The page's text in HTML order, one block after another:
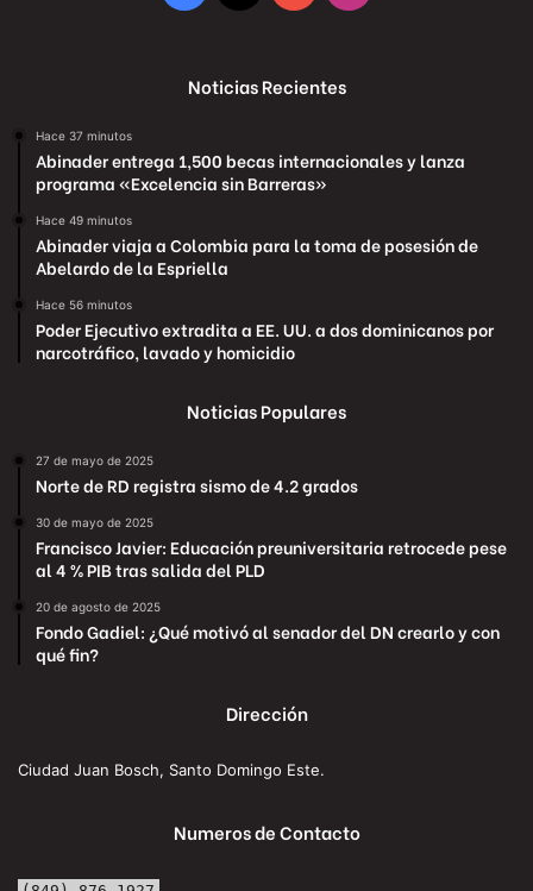
Noticias Recientes
Hace 37 minutos
Abinader entrega 1,500 becas internacionales y lanza
programa «Excelencia sin Barreras»
Hace 49 minutos
Abinader viaja a Colombia para la toma de posesión de
Abelardo de la Espriella
Hace 56 minutos
Poder Ejecutivo extradita a EE. UU. a dos dominicanos por
narcotráfico, lavado y homicidio
Noticias Populares
27 de mayo de 2025
Norte de RD registra sismo de 4.2 grados
30 de mayo de 2025
Francisco Javier: Educación preuniversitaria retrocede pese
al 4 % PIB tras salida del PLD
20 de agosto de 2025
Fondo Gadiel: ¿Qué motivó al senador del DN crearlo y con
qué fin?
Dirección
Ciudad Juan Bosch, Santo Domingo Este.
Numeros de Contacto